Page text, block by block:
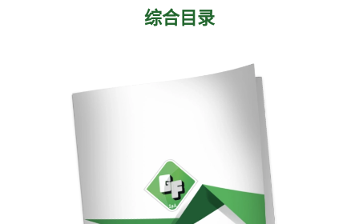
综合目录